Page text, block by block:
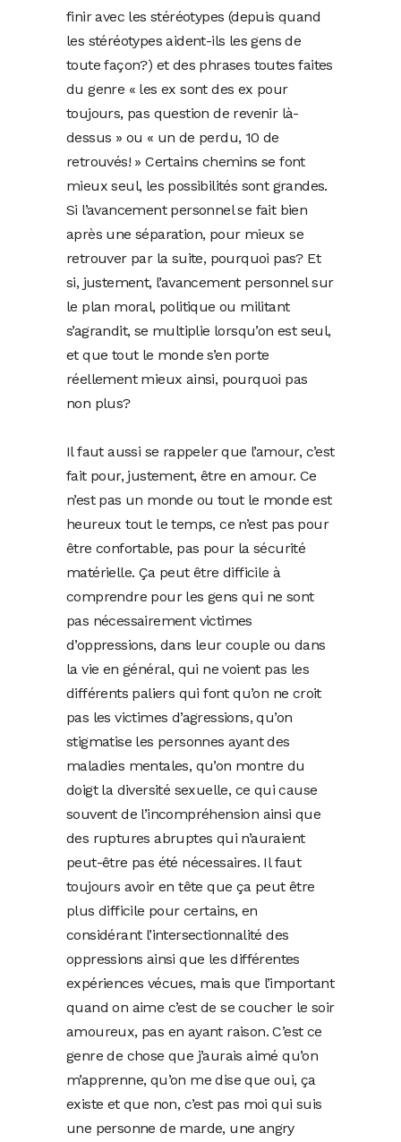
finir avec les stéréotypes (depuis quand
les stéréotypes aident-ils les gens de
toute façon?) et des phrases toutes faites
du genre « les ex sont des ex pour
toujours, pas question de revenir là-
dessus » ou « un de perdu, 10 de
retrouvés! » Certains chemins se font
mieux seul, les possibilités sont grandes.
Si l’avancement personnel se fait bien
après une séparation, pour mieux se
retrouver par la suite, pourquoi pas? Et
si, justement, l’avancement personnel sur
le plan moral, politique ou militant
s’agrandit, se multiplie lorsqu’on est seul,
et que tout le monde s’en porte
réellement mieux ainsi, pourquoi pas
non plus?
Il faut aussi se rappeler que l’amour, c’est
fait pour, justement, être en amour. Ce
n’est pas un monde ou tout le monde est
heureux tout le temps, ce n’est pas pour
être confortable, pas pour la sécurité
matérielle. Ça peut être difficile à
comprendre pour les gens qui ne sont
pas nécessairement victimes
d’oppressions, dans leur couple ou dans
la vie en général, qui ne voient pas les
différents paliers qui font qu’on ne croit
pas les victimes d’agressions, qu’on
stigmatise les personnes ayant des
maladies mentales, qu’on montre du
doigt la diversité sexuelle, ce qui cause
souvent de l’incompréhension ainsi que
des ruptures abruptes qui n’auraient
peut-être pas été nécessaires. Il faut
toujours avoir en tête que ça peut être
plus difficile pour certains, en
considérant l’intersectionnalité des
oppressions ainsi que les différentes
expériences vécues, mais que l’important
quand on aime c’est de se coucher le soir
amoureux, pas en ayant raison. C’est ce
genre de chose que j’aurais aimé qu’on
m’apprenne, qu’on me dise que oui, ça
existe et que non, c’est pas moi qui suis
une personne de marde, une angry